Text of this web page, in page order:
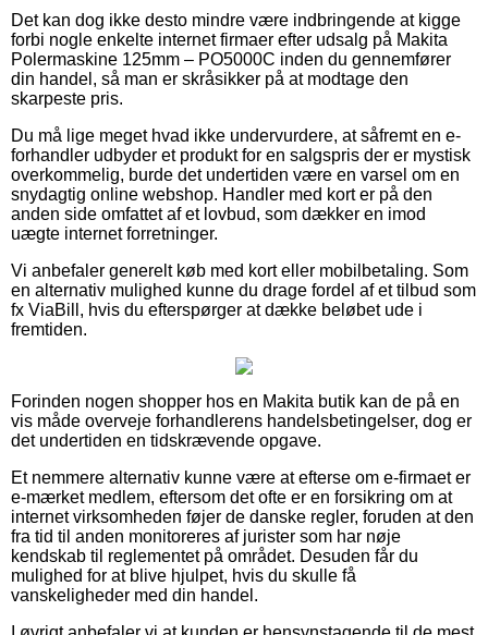
Det kan dog ikke desto mindre være indbringende at kigge
forbi nogle enkelte internet firmaer efter udsalg på Makita
Polermaskine 125mm – PO5000C inden du gennemfører
din handel, så man er skråsikker på at modtage den
skarpeste pris.
Du må lige meget hvad ikke undervurdere, at såfremt en e-
forhandler udbyder et produkt for en salgspris der er mystisk
overkommelig, burde det undertiden være en varsel om en
snydagtig online webshop. Handler med kort er på den
anden side omfattet af et lovbud, som dækker en imod
uægte internet forretninger.
Vi anbefaler generelt køb med kort eller mobilbetaling. Som
en alternativ mulighed kunne du drage fordel af et tilbud som
fx ViaBill, hvis du efterspørger at dække beløbet ude i
fremtiden.
Forinden nogen shopper hos en Makita butik kan de på en
vis måde overveje forhandlerens handelsbetingelser, dog er
det undertiden en tidskrævende opgave.
Et nemmere alternativ kunne være at efterse om e-firmaet er
e-mærket medlem, eftersom det ofte er en forsikring om at
internet virksomheden føjer de danske regler, foruden at den
fra tid til anden monitoreres af jurister som har nøje
kendskab til reglementet på området. Desuden får du
mulighed for at blive hjulpet, hvis du skulle få
vanskeligheder med din handel.